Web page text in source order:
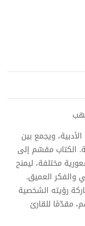
الأدبية، ويجمع بين
الكتاب مقسّم إلى
مختلفة، ليمنح
والفكر العميق.
رؤيته الشخصية
مقدّمًا للقارئ